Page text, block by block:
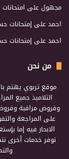
مجهولعلى
احمدعلى إمتحانات
احمدعلى إمتحانات
من نحن
موقع تربوي يهتم
التلاميذ جميع
وفروض مراقبة وفروض
على المراجعة
الابحار فيه إما
نوفر خدمات أخرى